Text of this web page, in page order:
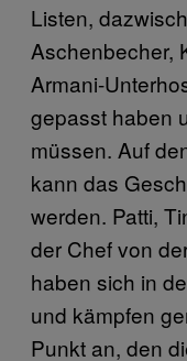
Listen,
Aschenbecher,
Armani-
gepasst haben
müssen. Auf
kann das
werden. Patti,
der Chef von
haben sich in
und kämpfen
Punkt an, den